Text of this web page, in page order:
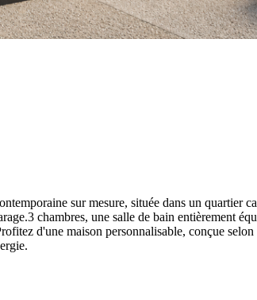
sur mesure, située dans un quartier
chambres, une salle de bain entièrement
d'une maison personnalisable, conçue